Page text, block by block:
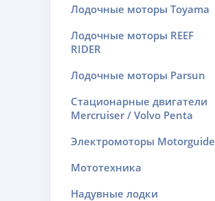
Лодочные моторы Toyama
Лодочные моторы REEF
RIDER
Лодочные моторы Parsun
Стационарные двигатели
Mercruiser / Volvo Penta
Электромоторы Motorguide
Мототехника
Надувные лодки